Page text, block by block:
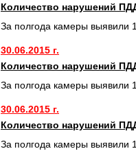
Количество нарушений
За полгода камеры
30.06.2015 г.
Количество нарушений
За полгода камеры
30.06.2015 г.
Количество нарушений
За полгода камеры